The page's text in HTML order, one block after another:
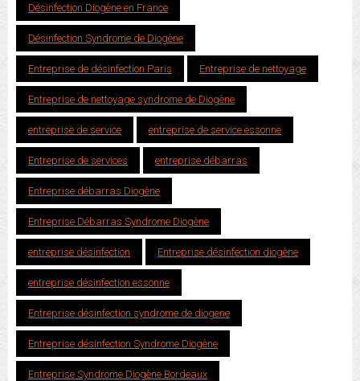
Désinfection Diogène en France
Désinfection Syndrome de Diogène
Entreprise de désinfection Paris Entreprise de nettoyage
Entreprise de nettoyage syndrome de Diogène
entreprise de service entreprise de service essonne
Entreprise de services entreprise débarras
Entreprise débarras Diogène
Entreprise Débarras Syndrome Diogène
entreprise désinfection Entreprise désinfection diogène
entreprise désinfection essonne
Entreprise désinfection syndrome de diogene
Entreprise désinfection Syndrome Diogène
Entreprise Syndrome Diogène Bordeaux